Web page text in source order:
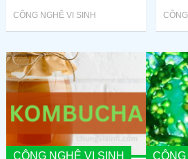
CÔNG NGHỆ VI SINH
CÔNG NGHỆ VI SINH
CÔNG